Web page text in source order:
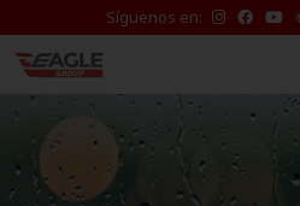
Síguenos en: